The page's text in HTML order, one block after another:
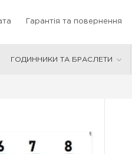
Гарантія та повернення
ГОДИННИКИ ТА БРАСЛЕТИ